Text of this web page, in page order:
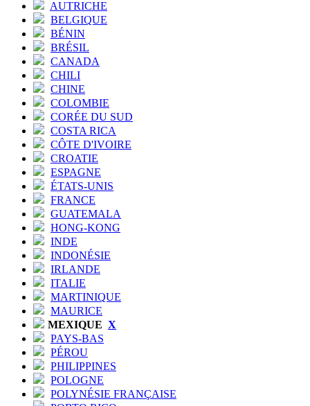
AUTRICHE
BELGIQUE
BÉNIN
BRÉSIL
CANADA
CHILI
CHINE
COLOMBIE
CORÉE DU SUD
COSTA RICA
CÔTE D'IVOIRE
CROATIE
ESPAGNE
ÉTATS-UNIS
FRANCE
GUATEMALA
HONG-KONG
INDE
INDONÉSIE
IRLANDE
ITALIE
MARTINIQUE
MAURICE
MEXIQUE X
PAYS-BAS
PÉROU
PHILIPPINES
POLOGNE
POLYNÉSIE FRANÇAISE